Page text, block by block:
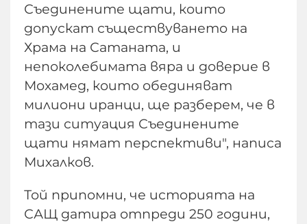
Съединените щати, които
допускат съществуването на
Храма на Сатаната, и
непоколебимата вяра и доверие в
Мохамед, които обединяват
милиони иранци, ще разберем, че в
тази ситуация Съединените
щати нямат перспективи", написа
Михалков.
Той припомни, че историята на
САЩ датира отпреди 250 години,